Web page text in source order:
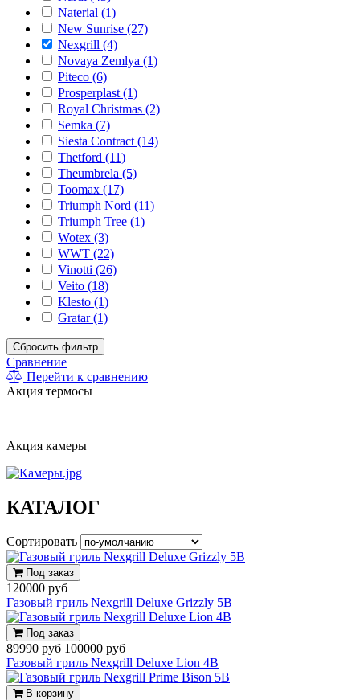
Naterial (1)
New Sunrise (27)
Nexgrill (4)
Novaya Zemlya (1)
Piteco (6)
Prosperplast (1)
Royal Christmas (2)
Semka (7)
Siesta Contract (14)
Thetford (11)
Theumbrela (5)
Toomax (17)
Triumph Nord (11)
Triumph Tree (1)
Wotex (3)
WWT (22)
Vinotti (26)
Veito (18)
Klesto (1)
Gratar (1)
Сбросить фильтр
Сравнение
Перейти к сравнению
Акция термосы
Акция камеры
КАТАЛОГ
Сортировать
Под заказ
120000 руб
Газовый гриль Nexgrill Deluxe Grizzly 5B
Под заказ
89990 руб 100000 руб
Газовый гриль Nexgrill Deluxe Lion 4B
В корзину